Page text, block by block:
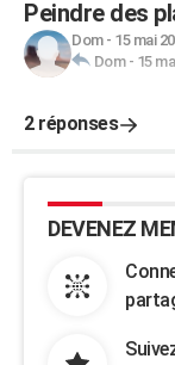
Peindre des
Dom- 15 mai
Dom- 15
2 réponses
DEVENEZ